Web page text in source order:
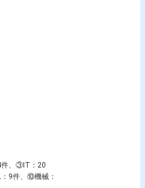
件、③IT：20
9件、⑩機械：